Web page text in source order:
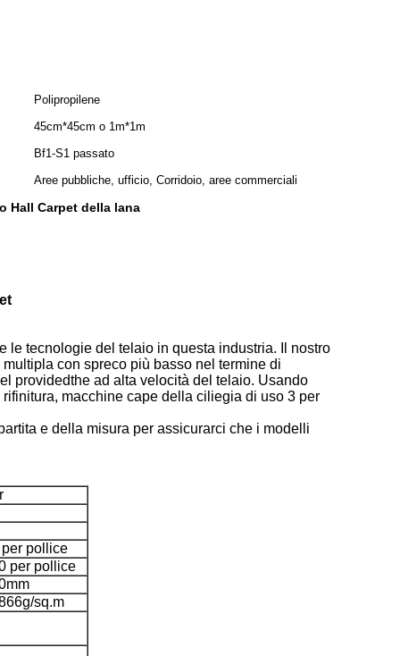
Polipropilene
45cm*45cm o 1m*1m
Bf1-S1 passato
Aree pubbliche, ufficio, Corridoio, aree commerciali
Hall Carpet della lana
le tecnologie del telaio in questa industria. Il nostro
con spreco più basso nel termine di
providedthe ad alta velocità del telaio. Usando
macchine cape della ciliegia di uso 3 per
e della misura per assicurarci che i modelli
pollice
per pollice
sq.m